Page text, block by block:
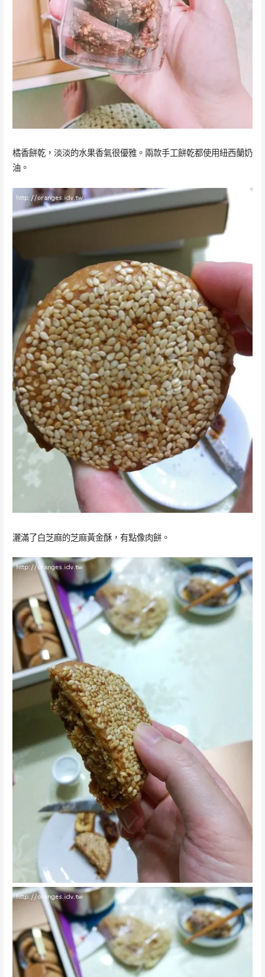
橘香餅乾，淡淡的水果香氣很優雅。兩款手工餅乾都使用紐西蘭奶
油。
灑滿了白芝麻的芝麻黃金酥，有點像肉餅。